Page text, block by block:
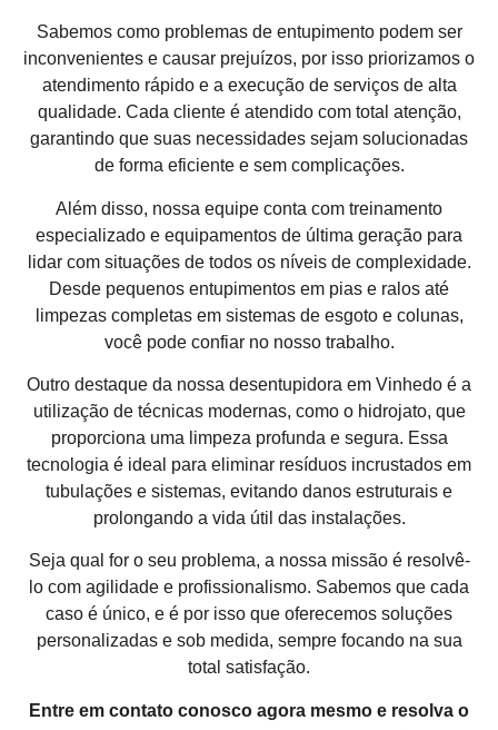
Sabemos como problemas de entupimento podem ser
inconvenientes e causar prejuízos, por isso priorizamos o
atendimento rápido e a execução de serviços de alta
qualidade. Cada cliente é atendido com total atenção,
garantindo que suas necessidades sejam solucionadas
de forma eficiente e sem complicações.
Além disso, nossa equipe conta com treinamento
especializado e equipamentos de última geração para
lidar com situações de todos os níveis de complexidade.
Desde pequenos entupimentos em pias e ralos até
limpezas completas em sistemas de esgoto e colunas,
você pode confiar no nosso trabalho.
Outro destaque da nossa desentupidora em Vinhedo é a
utilização de técnicas modernas, como o hidrojato, que
proporciona uma limpeza profunda e segura. Essa
tecnologia é ideal para eliminar resíduos incrustados em
tubulações e sistemas, evitando danos estruturais e
prolongando a vida útil das instalações.
Seja qual for o seu problema, a nossa missão é resolvê-
lo com agilidade e profissionalismo. Sabemos que cada
caso é único, e é por isso que oferecemos soluções
personalizadas e sob medida, sempre focando na sua
total satisfação.
Entre em contato conosco agora mesmo e resolva o